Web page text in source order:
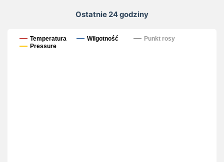
Ostatnie 24 godziny
Ostatnie 24 godziny
Temperatura Wilgotność
Punkt rosy
Pressure